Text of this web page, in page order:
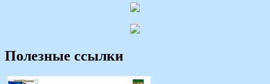
Полезные ссылки